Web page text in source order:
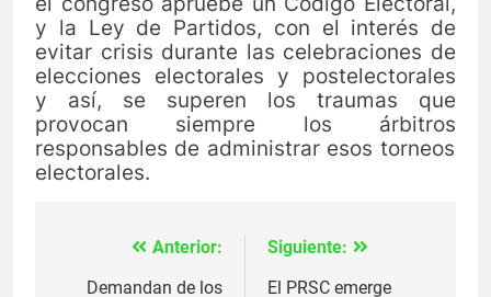
y la Ley de Partidos, con el interés de
evitar crisis durante las celebraciones de
elecciones electorales y postelectorales
y así, se superen los traumas que
provocan siempre los árbitros
responsables de administrar esos torneos
electorales.
Navegación
Anterior:
Demandan de los
Siguiente:
El PRSC emerge